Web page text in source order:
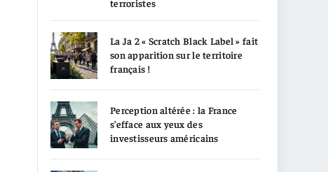
terroristes
La Ja 2 « Scratch Black Label » fait
son apparition sur le territoire
français !
Perception altérée : la France
s’efface aux yeux des
investisseurs américains